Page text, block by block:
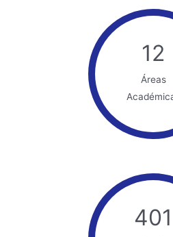
12
Áreas
401